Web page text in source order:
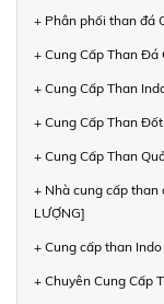
+ Phân phối than đá
+ Cung Cấp Than Đá
+ Cung Cấp Than
+ Cung Cấp Than
+ Cung Cấp Than
+ Nhà cung cấp than
LƯỢNG]
+ Cung cấp than
+ Chuyên Cung Cấp